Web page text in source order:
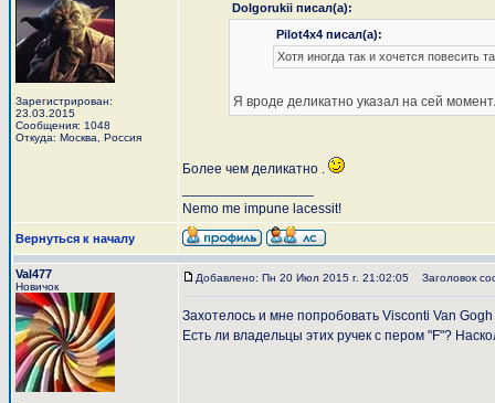
Зарегистрирован:
23.03.2015
Сообщения: 1048
Откуда: Москва, Россия
Dolgorukii писал(а):
Pilot4x4 писал(а):
Хотя иногда так и хочется повесить
Я вроде деликатно указал на сей
Более чем деликатно .
Nemo me impune lacessit!
Вернуться к началу
Val477
Новичок
Добавлено: Пн 20 Июл 2015 г. 21:02:05 Заголовок
Захотелось и мне попробовать Visconti Van
Есть ли владельцы этих ручек с пером "F"?